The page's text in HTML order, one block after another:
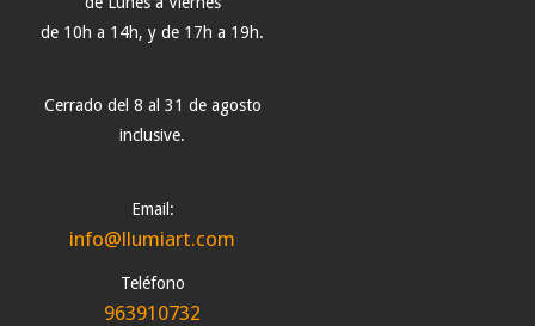
de 10h a 14h, y de 17h a 19h.
Cerrado del 8 al 31 de agosto
inclusive.
Email:
info@llumiart.com
Teléfono
963910732